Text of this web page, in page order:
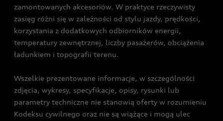
zamontowanych akcesoriów. W praktyce rzeczywisty
zasięg różni się w zależności od stylu jazdy, prędkości,
korzystania z dodatkowych odbiorników energii,
temperatury zewnętrznej, liczby pasażerów, obciążenia
ładunkiem i topografii terenu.
Wszelkie prezentowane informacje, w szczególności
zdjęcia, wykresy, specyfikacje, opisy, rysunki lub
parametry techniczne nie stanowią oferty w rozumieniu
Kodeksu cywilnego oraz nie są wiążące i mogą ulec